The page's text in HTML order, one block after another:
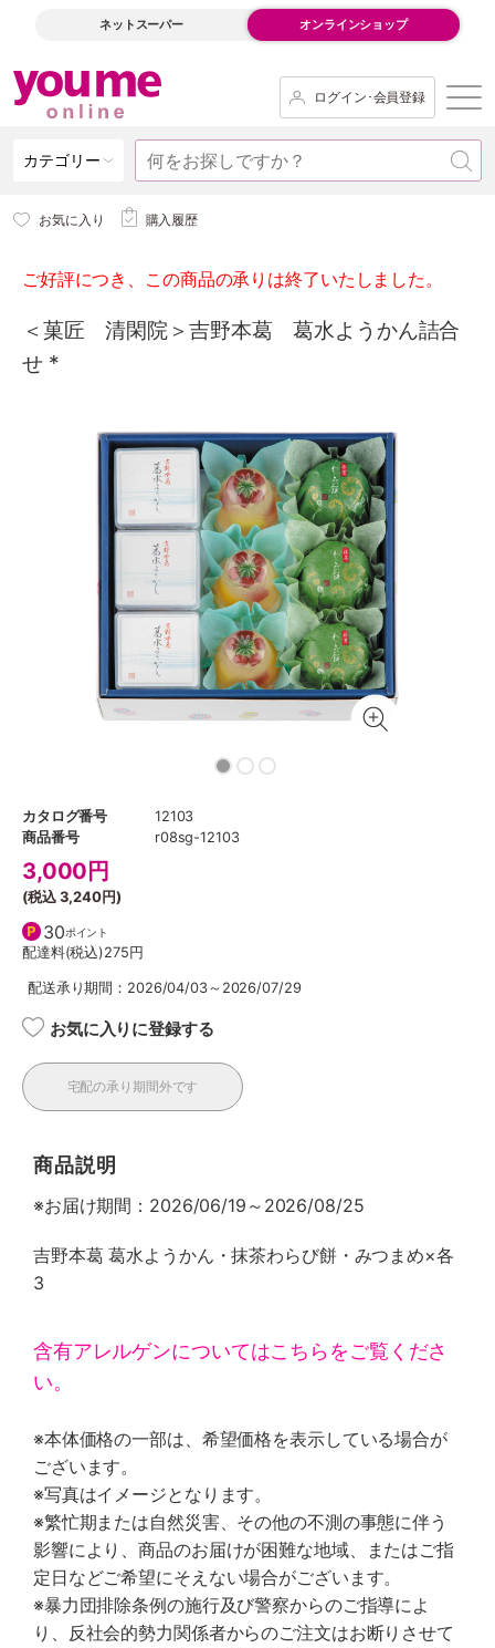
ネットスーパー オンラインショップ
ログイン･会員登録
カテゴリー
お気に入り 購入履歴
ご好評につき、この商品の承りは終了いたしました。
＜菓匠 清閑院＞吉野本葛 葛水ようかん詰合
せ *
カタログ番号
12103
商品番号
r08sg-12103
3,000 円
(税込3,240円)
30ポイント
配達料(税込)275円
配送承り期間：2026/04/03～2026/07/29
お気に入りに登録する
宅配の承り期間外です
商品説明
※お届け期間：2026/06/19～2026/08/25
吉野本葛 葛水ようかん・抹茶わらび餅・みつまめ×各
3
含有アレルゲンについてはこちらをご覧くださ
い。
※本体価格の一部は、希望価格を表示している場合が
ございます。
※写真はイメージとなります。
※繁忙期または自然災害、その他の不測の事態に伴う
影響により、商品のお届けが困難な地域、またはご指
定日などご希望にそえない場合がございます。
※暴力団排除条例の施行及び警察からのご指導によ
り、反社会的勢力関係者からのご注文はお断りさせて